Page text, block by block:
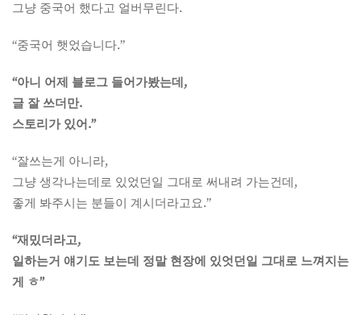
그냥 중국어 했다고 얼버무린다.
“중국어 햇었습니다.”
“아니 어제 블로그 들어가봤는데,
글 잘 쓰더만.
스토리가 있어.”
“잘쓰는게 아니라,
그냥 생각나는데로 있었던일 그대로 써내려 가는건데,
좋게 봐주시는 분들이 계시더라고요.”
“재밌더라고,
일하는거 얘기도 보는데 정말 현장에 있엇던일 그대로 느껴지는
게 ㅎ”